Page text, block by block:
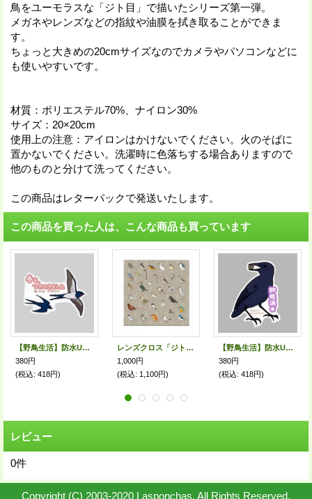
鳥をユーモラスな「ジト目」で描いたシリーズ第一弾。
メガネやレンズなどの指紋や油膜を拭き取ることができま
す。
ちょっと大きめの20cmサイズなのでカメラやパソコンなどに
も使いやすいです。
材質：ポリエステル70%、ナイロン30%
サイズ：20×20cm
使用上の注意：アイロンはかけないでください。火のそばに
置かないでください。洗濯時に色落ちする場合ありますので
他のものと分けて洗ってください。
この商品はレターパックで発送いたします。
この商品を買った人は、こんな商品も買っています
【野鳥生活】防水UVステッカー「春を、つれてきました」送料180円
380円
(税込: 418円)
レンズクロス「ジト目の鳥１」
1,000円
(税込: 1,100円)
【野鳥生活】防水UVステッカー「知性派★」送料180円
380円
(税込: 418円)
レビュー
0件
Copyright (C) 2003-2020 Lasponchas. All Rights Reserved.